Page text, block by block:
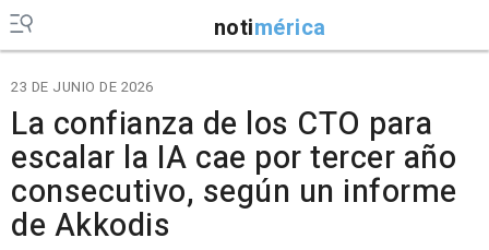
notimérica
23 DE JUNIO DE 2026
La confianza de los CTO para
escalar la IA cae por tercer año
consecutivo, según un informe
de Akkodis